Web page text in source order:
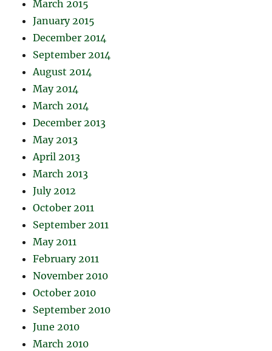
March 2015
January 2015
December 2014
September 2014
August 2014
May 2014
March 2014
December 2013
May 2013
April 2013
March 2013
July 2012
October 2011
September 2011
May 2011
February 2011
November 2010
October 2010
September 2010
June 2010
March 2010